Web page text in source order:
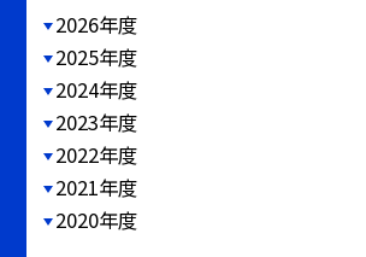
2026年度
2025年度
2024年度
2023年度
2022年度
2021年度
2020年度